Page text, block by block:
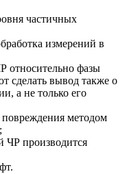
частичных
измерений в
относительно фазы
сделать вывод также о
а не только его
методом
ЧР производится